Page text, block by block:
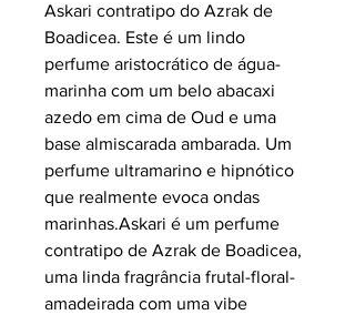
Askari contratipo do Azrak de
Boadicea. Este é um lindo
perfume aristocrático de água-
marinha com um belo abacaxi
azedo em cima de Oud e uma
base almiscarada ambarada. Um
perfume ultramarino e hipnótico
que realmente evoca ondas
marinhas.Askari é um perfume
contratipo de Azrak de Boadicea,
uma linda fragrância frutal-floral-
amadeirada com uma vibe